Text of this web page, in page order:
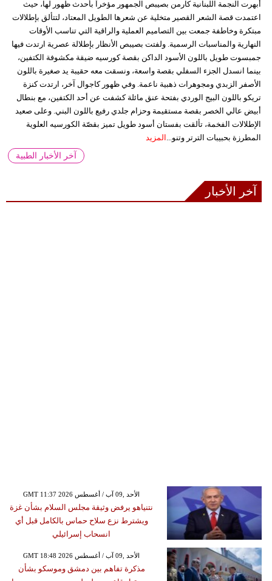
أبهرت النجمة اللبنانية كارمن بصيبص الجمهور مؤخراً بأحدث ظهور لها، حيث
اعتمدت قصة الشعر القصير متخلية عن شعرها الطويل المعتاد، لتتألق بإطلالات
مبتكرة وخاطفة جمعت بين التصاميم العملية والراقية التي تناسب الأوقات
النهارية والمناسبات الرسمية. ولفتت بصيبص الأنظار بإطلالة عصرية ارتدت فيها
جمبسوت طويل باللون الأسود الداكن بقصة كورسيه ضيقة مكشوفة الكتفين،
بينما انسدل الجزء السفلي بقصة واسعة، ونسقت معه حقيبة يد صغيرة باللون
الأصفر الزبدي ومجوهرات ذهبية ناعمة. وفي ظهور كاجوال آخر، ارتدت كنزة
تريكو باللون البيج الوردي بفتحة عنق مائلة كشفت عن أحد الكتفين، مع بنطال
أبيض عالي الخصر بقصة مستقيمة وحزام جلدي رفيع باللون البني. وعلى صعيد
الإطلالات الفخمة، تألقت بفستان أسود طويل تميز بقصّة الكورسيه العلوية
المطرزة بحبيبات الترتر وتنو... المزيد
آخر الأخبار الطبية
آخر الأخبار
GMT 11:37 2026 الأحد ,09 آب / أغسطس
نتنياهو يرفض وثيقة مجلس السلام بشأن غزة
ويشترط نزع سلاح حماس بالكامل قبل أي
انسحاب إسرائيلي
GMT 18:48 2026 الأحد ,09 آب / أغسطس
مذكرة تفاهم بين دمشق وموسكو بشأن